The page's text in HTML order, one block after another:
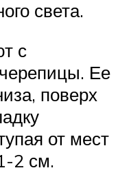
света.
с
Ее
поверх
от мест
2 см.